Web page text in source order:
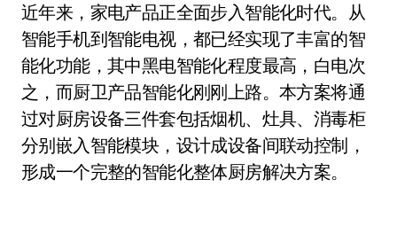
近年来，家电产品正全面步入智能化时代。从
智能手机到智能电视，都已经实现了丰富的智
能化功能，其中黑电智能化程度最高，白电次
之，而厨卫产品智能化刚刚上路。本方案将通
过对厨房设备三件套包括烟机、灶具、消毒柜
分别嵌入智能模块，设计成设备间联动控制，
形成一个完整的智能化整体厨房解决方案。